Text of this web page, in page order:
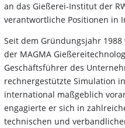
an das Gießerei-Institut der
verantwortliche Positionen in
Seit dem Gründungsjahr
der MAGMA
Geschäftsführer des
rechnergestützte Simulation
international maßgeblich
engagierte er sich in
technischen und